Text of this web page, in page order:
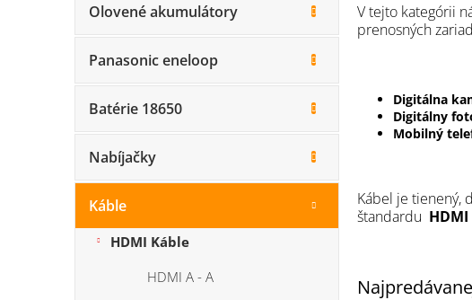
Olovené akumulátory
Panasonic eneloop
Batérie 18650
Nabíjačky
Káble
HDMI Káble
HDMI A - A
V tejto kategórii
prenosných
Digitálna
Digitálny
Mobilný
Kábel je tienený,
štandardu HDMI